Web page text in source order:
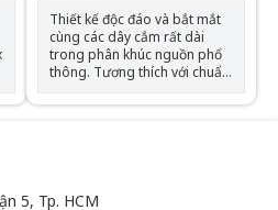
dưới. Bao gồm bảo vệ điện
OPP / OVP / UVP / SCP / SIP.
Thiết kế độc đáo và bắt mắt
cùng các dây cắm rất dài
trong phân khúc nguồn phổ
thông. Tương thích với chuẩn
ATX 12V 2.3A. Hệ thống biến
áp cao cấp giúp cân bằng
5, Tp. HCM